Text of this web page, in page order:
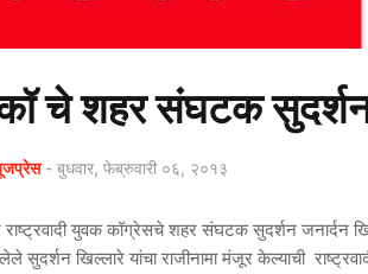
चे शहर संघटक सुदर्शन
- बुधवार, फेब्रुवारी ०६, २०१३
युवक कॉग्रेसचे शहर संघटक सुदर्शन जनार्दन
सुदर्शन खिल्लारे यांचा राजीनामा मंजूर केल्याची